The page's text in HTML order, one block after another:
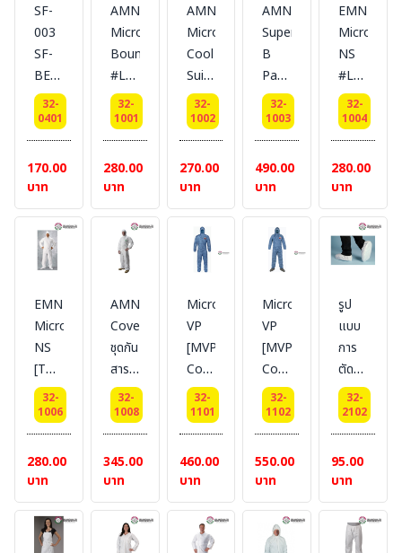
BESTSAFE
C
Size:
FREE
Size
SF-
003
SF-
BESTSAFE
STANDARD
[BOUND
SEAM
L3]
ชุด
ป้องกัน
สาร
เคมี
32-
0401
170.00
บาท
AMN428
MicroMax-
Bound
#Lakeland
ชุดกัน
สาร
เคมี
32-
1001
280.00
บาท
AMNC428E
MicroMax
Cool
Suit
#LAKELAND
ชุดกัน
สาร
เคมี#M
32-
1002
270.00
บาท
AMN428ETS
Super-
B
Pattern,Tape
Sealed,
zipper,
attached
hood,
elastic
wrist
and
ankle,
with
flap,
CE
Type
4,5
&6,
E
32-
1003
490.00
บาท
EMN428
MicroMax-
NS
ชุดกัน
สาร
เคมี
32-
1004
280.00
บาท
EMN414WH
MicroMax
NS
[TR111E]
ชุดกัน
สาร
เคมี
ยี่ห้อ
LAKELAND
32-
1006
280.00
บาท
AMN428/528
Coverall
ชุดกัน
สาร
เคมี
ยี่ห้อ
Lakeland
32-
1008
345.00
บาท
MicroMax
VP
[MVP428]
Coverall
#
Lakeland
[USA
Brand]
zipper,
attached
hood,
elastic
32-
1101
460.00
บาท
MicroMax
VP
[MVP414]
Coverall
#
Lakeland
[USA
Brand]
zipper,
attached
hood
and
32-
1102
550.00
บาท
รูป
แบบ
การ
ตัด
เย็บ
ตาม
แบบ
904
-
Shoe
cover
[S-
32-
2102
95.00
บาท